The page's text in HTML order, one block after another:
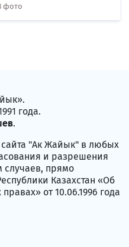
фото
года.
.
"Ак Жайык" в любых
и разрешения
прямо
Казахстан «Об
от 10.06.1996 года